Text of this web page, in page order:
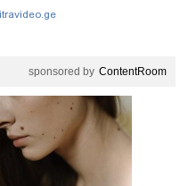
აქ ადამიანის
დადიანიძე გაუჩინარდა?
sponsored by ContentRoom